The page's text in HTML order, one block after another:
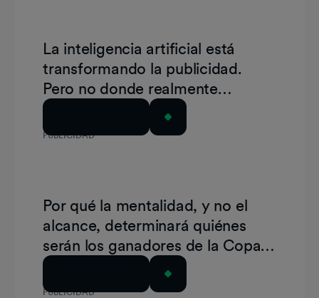
PUBLICIDAD
La inteligencia artificial está
transformando la publicidad.
Pero no donde realmente
importa.
PUBLICIDAD
Por qué la mentalidad, y no el
alcance, determinará quiénes
serán los ganadores de la Copa
del Mundo de la FIFA 2026 para
las marcas